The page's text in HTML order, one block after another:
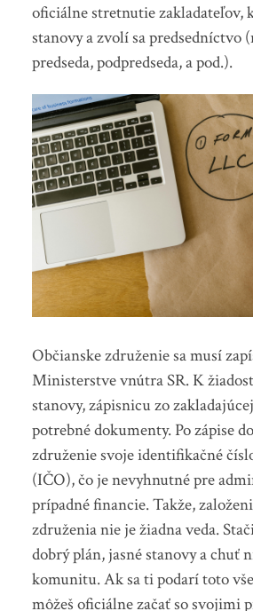
oficiálne stretnutie zakladateľov,
stanovy a zvolí sa predsedníctvo
predseda, podpredseda, a pod.).
Občianske združenie sa musí
Ministerstve vnútra SR. K
stanovy, zápisnicu zo
potrebné dokumenty. Po zápise
združenie svoje identifikačné
(IČO), čo je nevyhnutné pre
prípadné financie. Takže,
združenia nie je žiadna veda.
dobrý plán, jasné stanovy a chuť
komunitu. Ak sa ti podarí toto
môžeš oficiálne začať so svojimi